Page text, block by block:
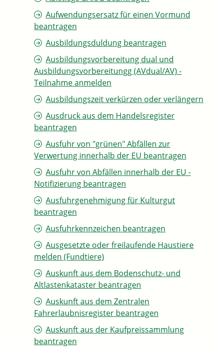
Aufwendungsersatz für einen Vormund
beantragen
Ausbildungsduldung beantragen
Ausbildungsvorbereitung dual und
Ausbildungsvorbereitungg (AVdual/AV) -
Teilnahme anmelden
Ausbildungszeit verkürzen oder verlängern
Ausdruck aus dem Handelsregister
beantragen
Ausfuhr von "grünen" Abfällen zur
Verwertung innerhalb der EU beantragen
Ausfuhr von Abfällen innerhalb der EU -
Notifizierung beantragen
Ausfuhrgenehmigung für Kulturgut
beantragen
Ausfuhrkennzeichen beantragen
Ausgesetzte oder freilaufende Haustiere
melden (Fundtiere)
Auskunft aus dem Bodenschutz- und
Altlastenkataster beantragen
Auskunft aus dem Zentralen
Fahrerlaubnisregister beantragen
Auskunft aus der Kaufpreissammlung
beantragen